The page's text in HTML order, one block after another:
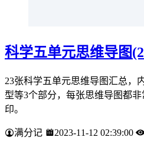
科学五单元思维导图
23张科学五单元思维导图汇总，
型等3个部分，每张思维导图都
印。
满分记 2023-11-12 02:39:00